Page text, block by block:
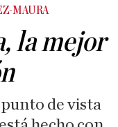
MAURA
la mejor
de vista